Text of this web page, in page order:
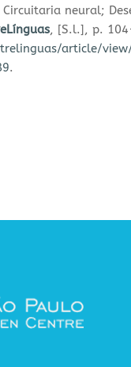
neural;
, [S.l.], p.
article/
.